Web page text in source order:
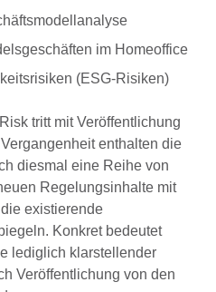
im Homeoffice
(ESG-Risiken)
tritt mit Veröffentlichung
enthalten die
diesmal eine Reihe von
Regelungsinhalte mit
existierende
Konkret bedeutet
lediglich klarstellender
Veröffentlichung von den